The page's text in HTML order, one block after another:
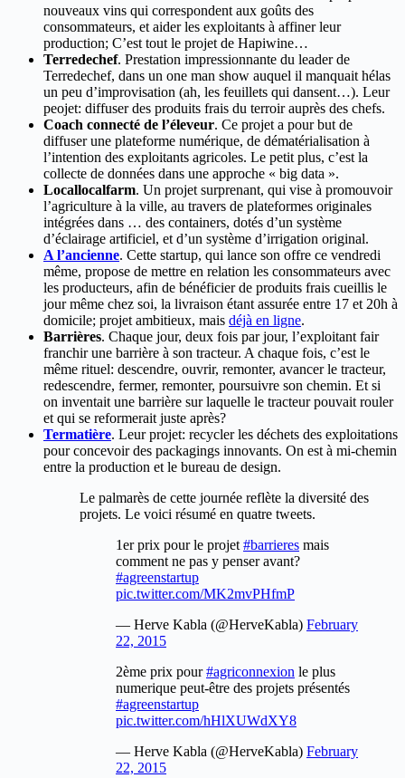
nouveaux vins qui correspondent aux goûts des
consommateurs, et aider les exploitants à affiner leur
production; C’est tout le projet de Hapiwine…
Terredechef. Prestation impressionnante du leader de
Terredechef, dans un one man show auquel il manquait hélas
un peu d’improvisation (ah, les feuillets qui dansent…). Leur
peojet: diffuser des produits frais du terroir auprès des chefs.
Coach connecté de l’éleveur. Ce projet a pour but de
diffuser une plateforme numérique, de dématérialisation à
l’intention des exploitants agricoles. Le petit plus, c’est la
collecte de données dans une approche « big data ».
Locallocalfarm. Un projet surprenant, qui vise à promouvoir
l’agriculture à la ville, au travers de plateformes originales
intégrées dans … des containers, dotés d’un système
d’éclairage artificiel, et d’un système d’irrigation original.
A l’ancienne. Cette startup, qui lance son offre ce vendredi
même, propose de mettre en relation les consommateurs avec
les producteurs, afin de bénéficier de produits frais cueillis le
jour même chez soi, la livraison étant assurée entre 17 et 20h à
domicile; projet ambitieux, mais déjà en ligne.
Barrières. Chaque jour, deux fois par jour, l’exploitant fair
franchir une barrière à son tracteur. A chaque fois, c’est le
même rituel: descendre, ouvrir, remonter, avancer le tracteur,
redescendre, fermer, remonter, poursuivre son chemin. Et si
on inventait une barrière sur laquelle le tracteur pouvait rouler
et qui se reformerait juste après?
Termatière. Leur projet: recycler les déchets des exploitations
pour concevoir des packagings innovants. On est à mi-chemin
entre la production et le bureau de design.
Le palmarès de cette journée reflète la diversité des
projets. Le voici résumé en quatre tweets.
1er prix pour le projet #barrieres mais
comment ne pas y penser avant?
#agreenstartup
pic.twitter.com/MK2mvPHfmP
— Herve Kabla (@HerveKabla) February
22, 2015
2ème prix pour#agriconnexion le plus
numerique peut-être des projets présentés
#agreenstartup
pic.twitter.com/hHlXUWdXY8
— Herve Kabla (@HerveKabla) February
22, 2015